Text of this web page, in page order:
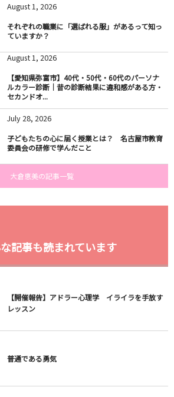
August1, 2026
それぞれの職業に「選ばれる服」があるって知っ
ていますか？
August1, 2026
【愛知県弥富市】40代・50代・60代のパーソナ
ルカラー診断｜昔の診断結果に違和感がある方・
セカンドオ...
July28, 2026
子どもたちの心に届く授業とは？ 名古屋市教育
委員会の研修で学んだこと
大倉恵美の記事一覧
記事も読まれています
【開催報告】アドラー心理学 イライラを手放す
レッスン
普通である勇気